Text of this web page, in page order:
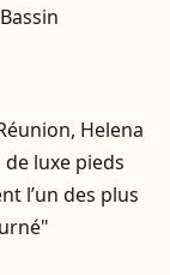
Helena
luxe pieds
l’un des plus